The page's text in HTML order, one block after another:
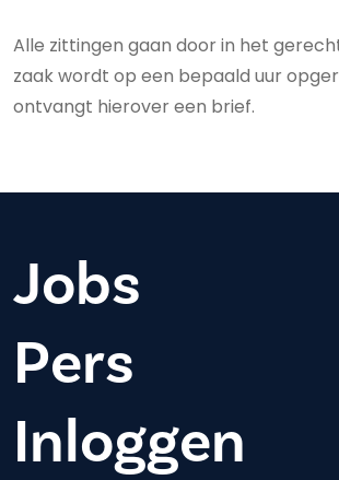
Alle zittingen gaan door in het
zaak wordt op een bepaald uur
ontvangt hierover een brief.
Jobs
Pers
Inloggen